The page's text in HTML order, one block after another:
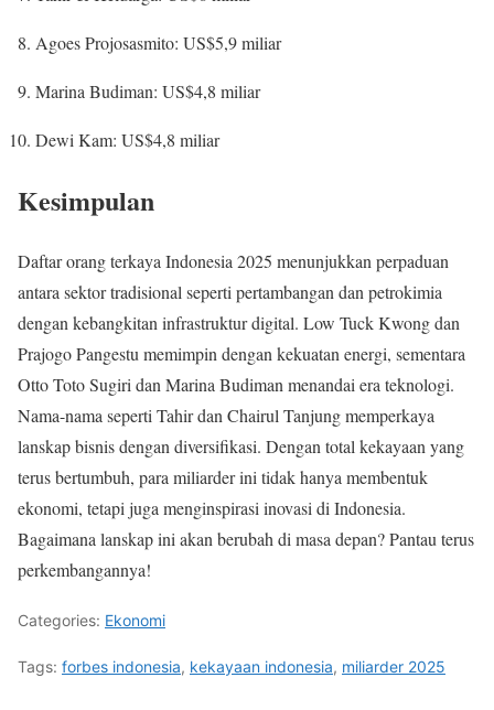
Agoes Projosasmito: US$5,9 miliar
Marina Budiman: US$4,8 miliar
Dewi Kam: US$4,8 miliar
Kesimpulan
Daftar orang terkaya Indonesia 2025 menunjukkan perpaduan
antara sektor tradisional seperti pertambangan dan petrokimia
dengan kebangkitan infrastruktur digital. Low Tuck Kwong dan
Prajogo Pangestu memimpin dengan kekuatan energi, sementara
Otto Toto Sugiri dan Marina Budiman menandai era teknologi.
Nama-nama seperti Tahir dan Chairul Tanjung memperkaya
lanskap bisnis dengan diversifikasi. Dengan total kekayaan yang
terus bertumbuh, para miliarder ini tidak hanya membentuk
ekonomi, tetapi juga menginspirasi inovasi di Indonesia.
Bagaimana lanskap ini akan berubah di masa depan? Pantau terus
perkembangannya!
Categories: Ekonomi
Tags: forbes indonesia, kekayaan indonesia, miliarder 2025